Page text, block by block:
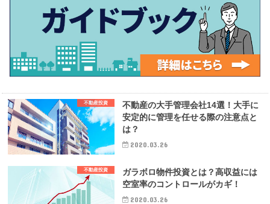
不動産投資
不動産の大手管理会社14選！大手に
安定的に管理を任せる際の注意点と
は？
2020.03.26
不動産投資
ガラボロ物件投資とは？高収益には
空室率のコントロールがカギ！
2020.03.26